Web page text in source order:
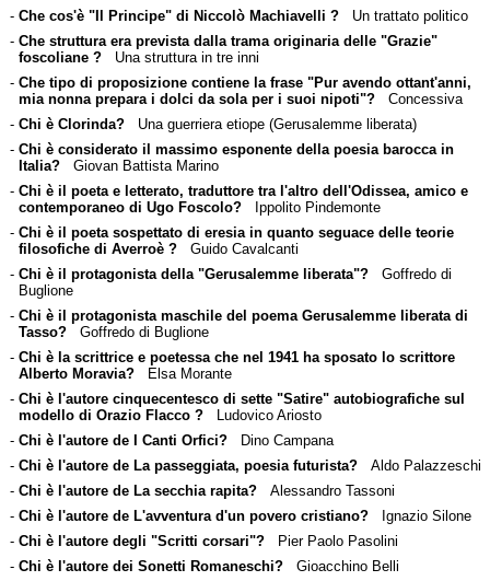
- Che cos'è "Il Principe" di Niccolò Machiavelli ?Un trattato politico
- Che struttura era prevista dalla trama originaria delle "Grazie"
foscoliane ?Una struttura in tre inni
- Che tipo di proposizione contiene la frase "Pur avendo ottant'anni,
mia nonna prepara i dolci da sola per i suoi nipoti"?Concessiva
- Chi è Clorinda?Una guerriera etiope (Gerusalemme liberata)
- Chi è considerato il massimo esponente della poesia barocca in
Italia?Giovan Battista Marino
- Chi è il poeta e letterato, traduttore tra l'altro dell'Odissea, amico e
contemporaneo di Ugo Foscolo?Ippolito Pindemonte
- Chi è il poeta sospettato di eresia in quanto seguace delle teorie
filosofiche di Averroè ?Guido Cavalcanti
- Chi è il protagonista della "Gerusalemme liberata"?Goffredo di
Buglione
- Chi è il protagonista maschile del poema Gerusalemme liberata di
Tasso?Goffredo di Buglione
- Chi è la scrittrice e poetessa che nel 1941 ha sposato lo scrittore
Alberto Moravia?Elsa Morante
- Chi è l'autore cinquecentesco di sette "Satire" autobiografiche sul
modello di Orazio Flacco ?Ludovico Ariosto
- Chi è l'autore de I Canti Orfici?Dino Campana
- Chi è l'autore de La passeggiata, poesia futurista?Aldo Palazzeschi
- Chi è l'autore de La secchia rapita?Alessandro Tassoni
- Chi è l'autore de L'avventura d'un povero cristiano?Ignazio Silone
- Chi è l'autore degli "Scritti corsari"?Pier Paolo Pasolini
- Chi è l'autore dei Sonetti Romaneschi?Gioacchino Belli